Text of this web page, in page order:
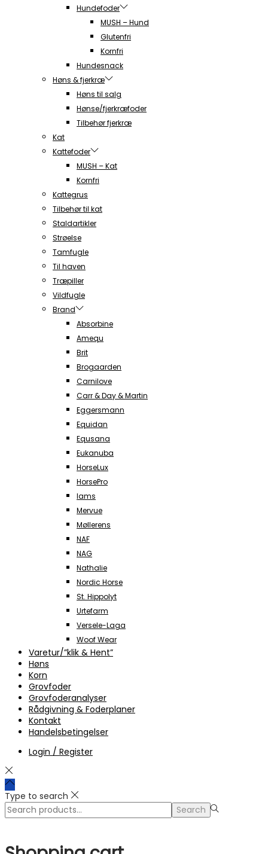
Hundefoder
MUSH – Hund
Glutenfri
Kornfri
Hundesnack
Høns & fjerkræ
Høns til salg
Hønse/fjerkræfoder
Tilbehør fjerkræ
Kat
Kattefoder
MUSH – Kat
Kornfri
Kattegrus
Tilbehør til kat
Staldartikler
Strøelse
Tamfugle
Til haven
Træpiller
Vildfugle
Brand
Absorbine
Amequ
Brit
Brogaarden
Carnilove
Carr & Day & Martin
Eggersmann
Equidan
Equsana
Eukanuba
HorseLux
HorsePro
Iams
Mervue
Møllerens
NAF
NAG
Nathalie
Nordic Horse
St. Hippolyt
Urtefarm
Versele-Laga
Woof Wear
Varetur/”klik & Hent”
Høns
Korn
Grovfoder
Grovfoderanalyser
Rådgivning & Foderplaner
Kontakt
Handelsbetingelser
Login / Register
Type to search
Search
for:>
Search